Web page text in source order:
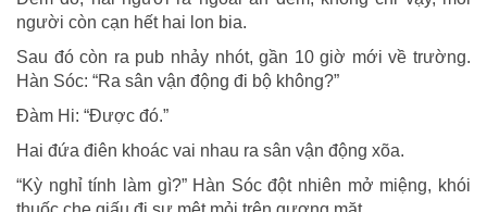
người còn cạn hết hai lon bia.
Sau đó còn ra pub nhảy nhót, gần 10 giờ mới về trường.
Hàn Sóc: “Ra sân vận động đi bộ không?”
Đàm Hi: “Được đó.”
Hai đứa điên khoác vai nhau ra sân vận động xõa.
“Kỳ nghỉ tính làm gì?” Hàn Sóc đột nhiên mở miệng, khói